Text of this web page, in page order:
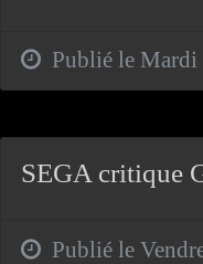
Publié le Mardi
SEGA critique
Publié le